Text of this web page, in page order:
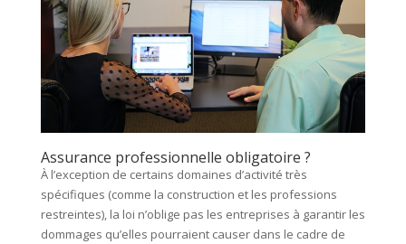
Assurance professionnelle obligatoire ?
À l’exception de certains domaines d’activité très
spécifiques (comme la construction et les professions
restreintes), la loi n’oblige pas les entreprises à garantir les
dommages qu’elles pourraient causer dans le cadre de